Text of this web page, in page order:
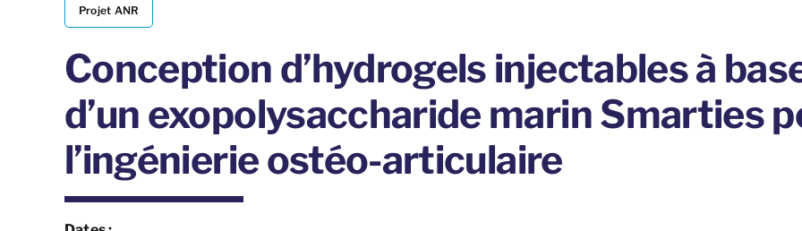
Projet ANR
Conception d’hydrogels injectables à
d’un exopolysaccharide marin Smarties
l’ingénierie ostéo-articulaire